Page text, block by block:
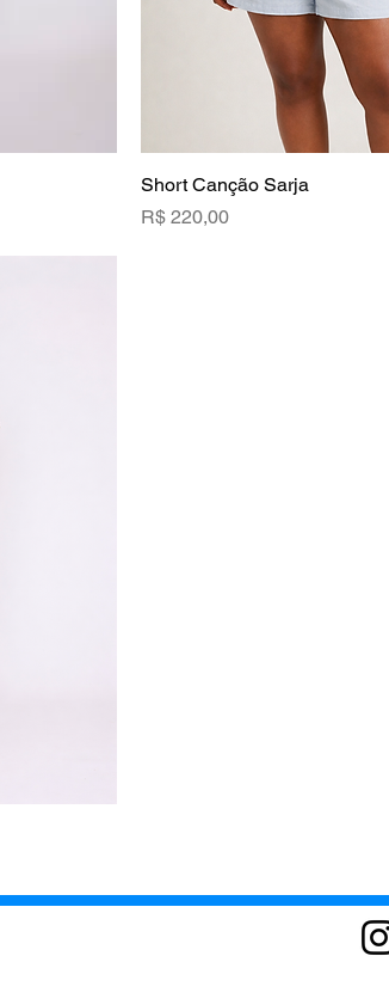
Visualização rápida
Short Canção Sarja
Preço
R$ 220,00